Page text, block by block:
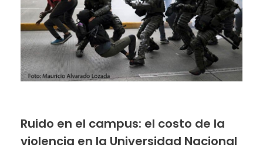
Ruido en el campus: el costo de la
violencia en la Universidad Nacional